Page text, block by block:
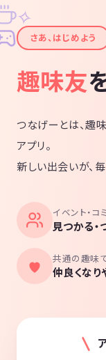
✦
✧
さあ、はじめよう
趣味友
つなげーとは、趣
アプリ。
新しい出会いが、毎
イベント・コ
見つかる・
共通の趣味
仲良くなり